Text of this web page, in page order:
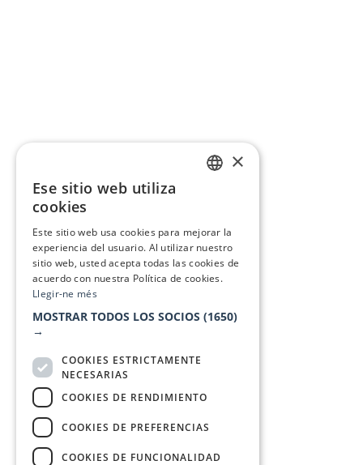
×
Ese sitio web utiliza
cookies
Este sitio web usa cookies para mejorar la
experiencia del usuario. Al utilizar nuestro
sitio web, usted acepta todas las cookies de
acuerdo con nuestra Política de cookies.
Llegir-ne més
MOSTRAR TODOS LOS SOCIOS (1650)
→
COOKIES ESTRICTAMENTE
NECESARIAS
COOKIES DE RENDIMIENTO
COOKIES DE PREFERENCIAS
COOKIES DE FUNCIONALIDAD